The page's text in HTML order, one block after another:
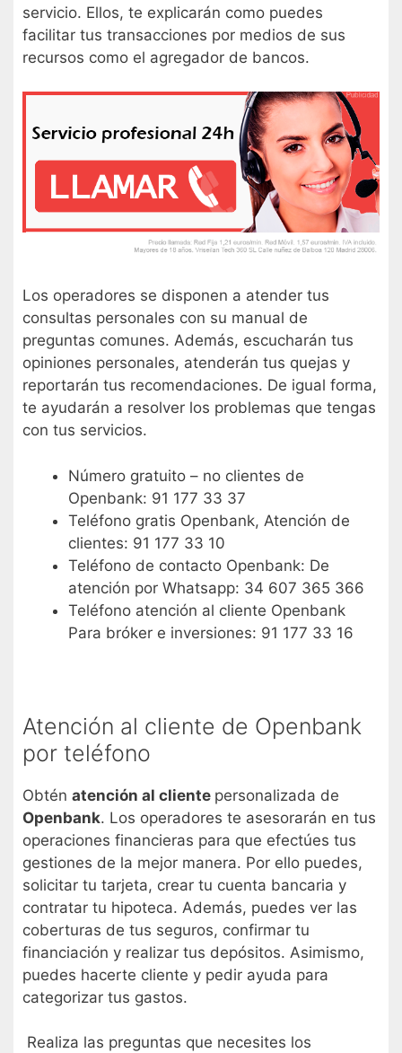
servicio. Ellos, te explicarán como puedes
facilitar tus transacciones por medios de sus
recursos como el agregador de bancos.
Los operadores se disponen a atender tus
consultas personales con su manual de
preguntas comunes. Además, escucharán tus
opiniones personales, atenderán tus quejas y
reportarán tus recomendaciones. De igual forma,
te ayudarán a resolver los problemas que tengas
con tus servicios.
Número gratuito – no clientes de
Openbank: 91 177 33 37
Teléfono gratis Openbank, Atención de
clientes: 91 177 33 10
Teléfono de contacto Openbank: De
atención por Whatsapp: 34 607 365 366
Teléfono atención al cliente Openbank
Para bróker e inversiones: 91 177 33 16
Atención al cliente de Openbank
por teléfono
Obtén atención al cliente personalizada de
Openbank. Los operadores te asesorarán en tus
operaciones financieras para que efectúes tus
gestiones de la mejor manera. Por ello puedes,
solicitar tu tarjeta, crear tu cuenta bancaria y
contratar tu hipoteca. Además, puedes ver las
coberturas de tus seguros, confirmar tu
financiación y realizar tus depósitos. Asimismo,
puedes hacerte cliente y pedir ayuda para
categorizar tus gastos.
Realiza las preguntas que necesites los